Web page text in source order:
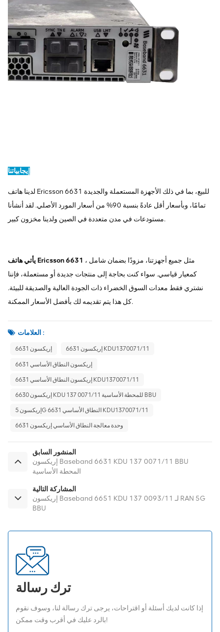
إيجابياتنا
لدينا هاتف Ericsson 6631 للبيع، بما في ذلك الأجهزة المستعملة والجديدة
تمامًا، وبأسعار أقل عادةً بنسبة 90% من أسعار المورد الأصلي. لقد أنشأنا
مستودعات في مدن متعددة في الصين ولدينا مخزون كبير.
يأتي هاتف Ericsson 6631 ، مثل جميع أجهزتنا، مزودًا بضمان شامل
كمعيار قياسي. سواء كنت بحاجة إلى منتجات جديدة أو مستعملة، فإننا
نشتري فقط معدات السوق الخضراء ذات الجودة العالية والصديقة للبيئة.
كل هذا يتم تقديمه لك بأفضل الأسعار الممكنة.
العلامات :
إريكسون 6631 إريكسون 6631 KDU1370071/11
إريكسون النطاق الأساسي 6631
إريكسون النطاق الأساسي 6631 KDU1370071/11
إريكسون 6630 KDU 137 0071/11 للمحطة الأساسية BBU
إريكسون 5G النطاق الأساسي 6631 KDU1370071/11
وحدة معالجة النطاق الأساسي إريكسون 6631
المنشور السابق
إريكسون Baseband 6631 KDU 137 0071/11 BBU
المحطة الأساسية
المشاركة التالية
إريكسون Baseband 6651 KDU 137 0093/11 لـ RAN 5G
BBU
ترك رسالة
إذا كانت لديك أسئلة أو اقتراحات، يرجى ترك رسالة لنا، وسوف نقوم
بالرد عليك في أقرب وقت ممكن!